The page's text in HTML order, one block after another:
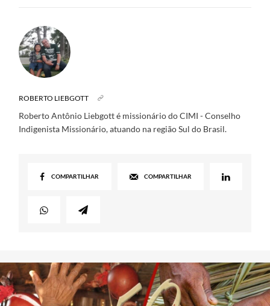
ROBERTO LIEBGOTT
Roberto Antônio Liebgott é missionário do CIMI - Conselho
Indigenista Missionário, atuando na região Sul do Brasil.
COMPARTILHAR COMPARTILHAR